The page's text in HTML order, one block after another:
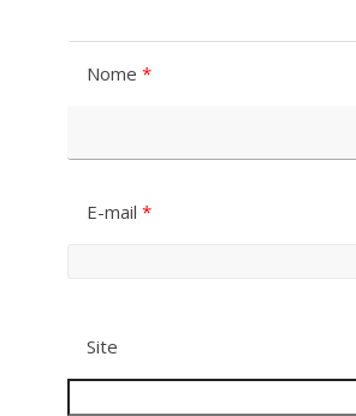
Nome *
E-mail *
Site